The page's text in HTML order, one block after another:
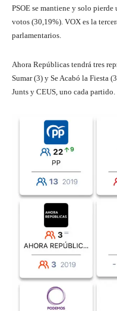
PSOE se mantiene y solo
votos (30,19%). VOX es la
parlamentarios.
Ahora Repúblicas tendrá tres
Sumar (3) y Se Acabó la Fiesta
Junts y CEUS, uno cada partido.